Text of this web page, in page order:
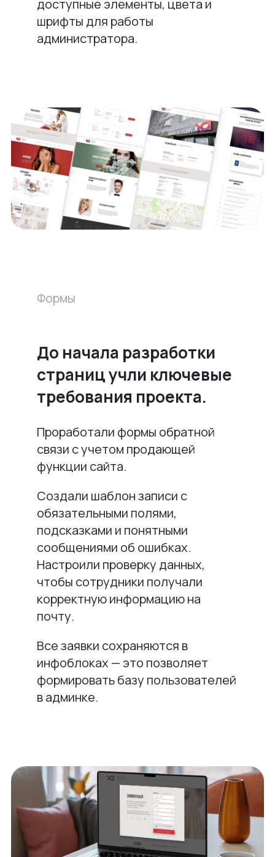
доступные элементы, цвета и
шрифты для работы
администратора.
Формы
До начала разработки
страниц учли ключевые
требования проекта.
Проработали формы обратной
связи с учетом продающей
функции сайта.
Создали шаблон записи с
обязательными полями,
подсказками и понятными
сообщениями об ошибках.
Настроили проверку данных,
чтобы сотрудники получали
корректную информацию на
почту.
Все заявки сохраняются в
инфоблоках — это позволяет
формировать базу пользователей
в админке.